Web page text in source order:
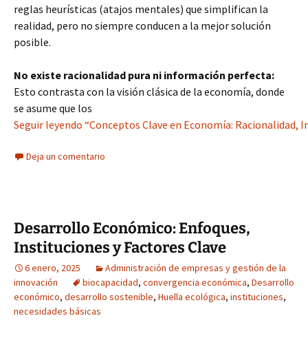
reglas heurísticas (atajos mentales) que simplifican la
realidad, pero no siempre conducen a la mejor solución
posible.
No existe racionalidad pura ni información perfecta:
Esto contrasta con la visión clásica de la economía, donde
se asume que los
Seguir leyendo “Conceptos Clave en Economía:
Deja un comentario
Desarrollo Económico: Enfoques,
Instituciones y Factores Clave
6 enero, 2025
Administración de empresas y gestión de la
innovación
biocapacidad, convergencia económica, Desarrollo
económico, desarrollo sostenible, Huella ecológica, instituciones,
necesidades básicas